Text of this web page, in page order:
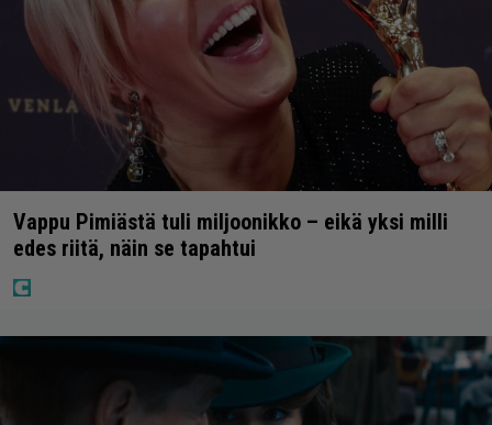
Vappu Pimiästä tuli miljoonikko – eikä yksi milli
edes riitä, näin se tapahtui